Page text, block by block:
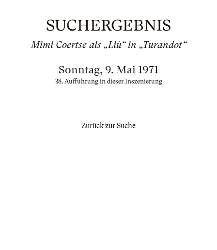
SUCHERGEBNIS
Mimi Coertse als „Liù“ in „Turandot“
Sonntag, 9. Mai 1971
38. Aufführung in dieser Inszenierung
Zurück zur Suche